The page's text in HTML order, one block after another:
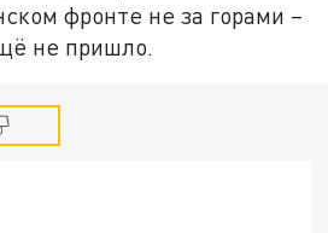
фронте не за горами –
не пришло.